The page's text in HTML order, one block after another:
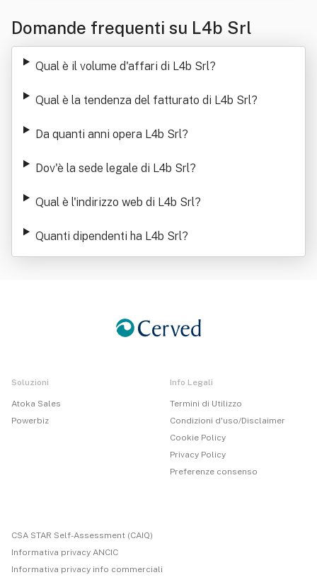
Domande frequenti su L4b Srl
Qual è il volume d'affari di L4b Srl?
Qual è la tendenza del fatturato di L4b Srl?
Da quanti anni opera L4b Srl?
Dov'è la sede legale di L4b Srl?
Qual è l'indirizzo web di L4b Srl?
Quanti dipendenti ha L4b Srl?
Soluzioni
Atoka Sales
Powerbiz
Info Legali
Termini di Utilizzo
Condizioni d'uso/Disclaimer
Cookie Policy
Privacy Policy
Preferenze consenso
CSA STAR Self-Assessment (CAIQ)
Informativa privacy ANCIC
Informativa privacy info commerciali